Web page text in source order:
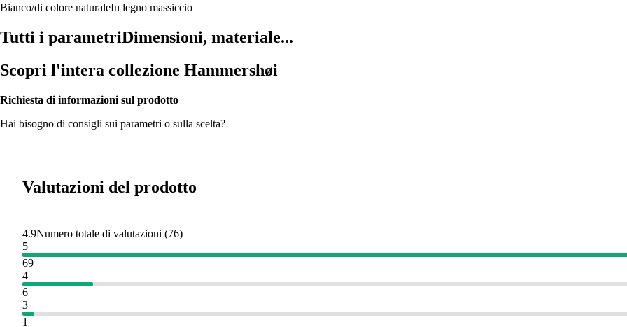
Bianco/di colore naturaleIn legno massiccio
Tutti i parametriDimensioni, materiale...
Scopri l'intera collezione Hammershøi
Richiesta di informazioni sul prodotto
Hai bisogno di consigli sui parametri o sulla scelta?
Valutazioni del prodotto
4.9Numero totale di valutazioni (76)
5
69
4
6
3
1